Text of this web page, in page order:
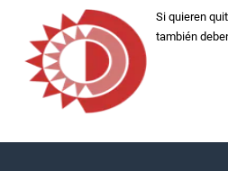
Si quieren
también